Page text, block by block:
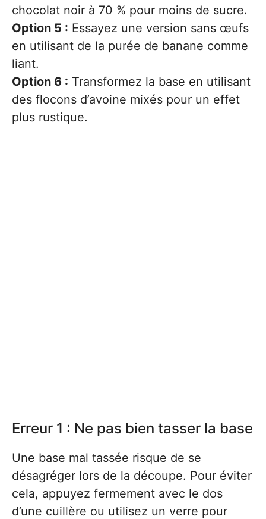
chocolat noir à 70 % pour moins de sucre.
Option 5 : Essayez une version sans œufs
en utilisant de la purée de banane comme
liant.
Option 6 : Transformez la base en utilisant
des flocons d’avoine mixés pour un effet
plus rustique.
Erreur 1 : Ne pas bien tasser la base
Une base mal tassée risque de se
désagréger lors de la découpe. Pour éviter
cela, appuyez fermement avec le dos
d’une cuillère ou utilisez un verre pour